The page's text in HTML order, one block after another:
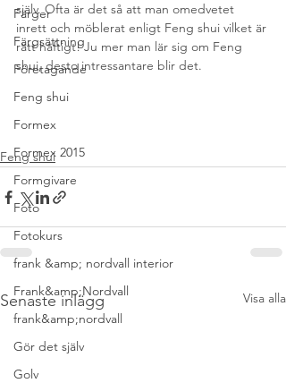
Färger
Färgsättning
Företagande
Feng shui
Formex
Formex 2015
Formgivare
Foto
Fotokurs
frank &amp; nordvall interior
Frank&amp;Nordvall
frank&amp;nordvall
Gör det själv
Golv
själv. Ofta är det så att man omedvetet
inrett och möblerat enligt Feng shui vilket är
rätt häftigt! Ju mer man lär sig om Feng
shui, desto intressantare blir det.
Feng shui
Senaste inlägg Visa alla